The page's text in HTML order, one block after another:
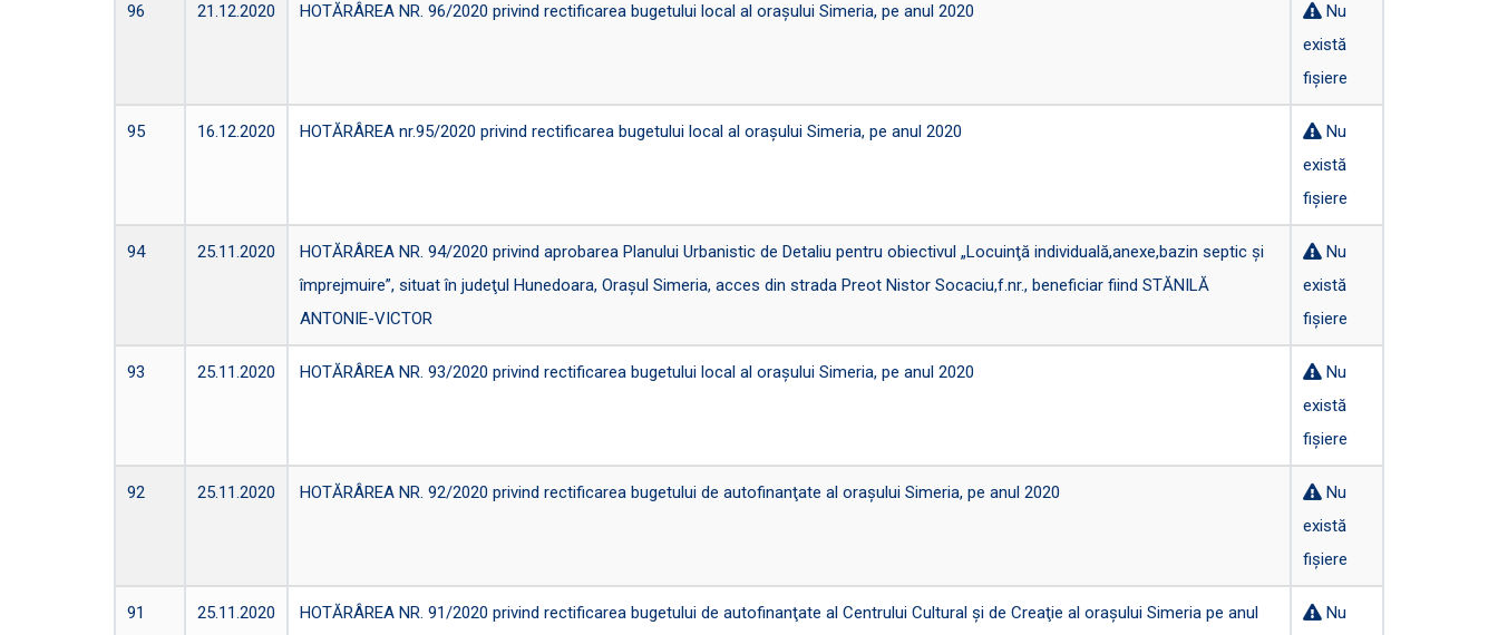
96 21.12.2020 HOTĂRÂREA NR. 96/2020 privind rectificarea bugetului local al orașului Simeria, pe anul 2020
Nu
există
fișiere
95 16.12.2020 HOTĂRÂREA nr.95/2020 privind rectificarea bugetului local al orașului Simeria, pe anul 2020
Nu
există
fișiere
94 25.11.2020
HOTĂRÂREA NR. 94/2020 privind aprobarea Planului Urbanistic de Detaliu pentru obiectivul „Locuinţă individuală,anexe,bazin septic şi
împrejmuire”, situat în judeţul Hunedoara, Oraşul Simeria, acces din strada Preot Nistor Socaciu,f.nr., beneficiar fiind STĂNILĂ
ANTONIE-VICTOR
Nu
există
fișiere
93 25.11.2020 HOTĂRÂREA NR. 93/2020 privind rectificarea bugetului local al oraşului Simeria, pe anul 2020
Nu
există
fișiere
92 25.11.2020 HOTĂRÂREA NR. 92/2020 privind rectificarea bugetului de autofinanţate al oraşului Simeria, pe anul 2020
Nu
există
fișiere
91 25.11.2020
HOTĂRÂREA NR. 91/2020 privind rectificarea bugetului de autofinanţate al Centrului Cultural şi de Creaţie al oraşului Simeria pe anul
Nu